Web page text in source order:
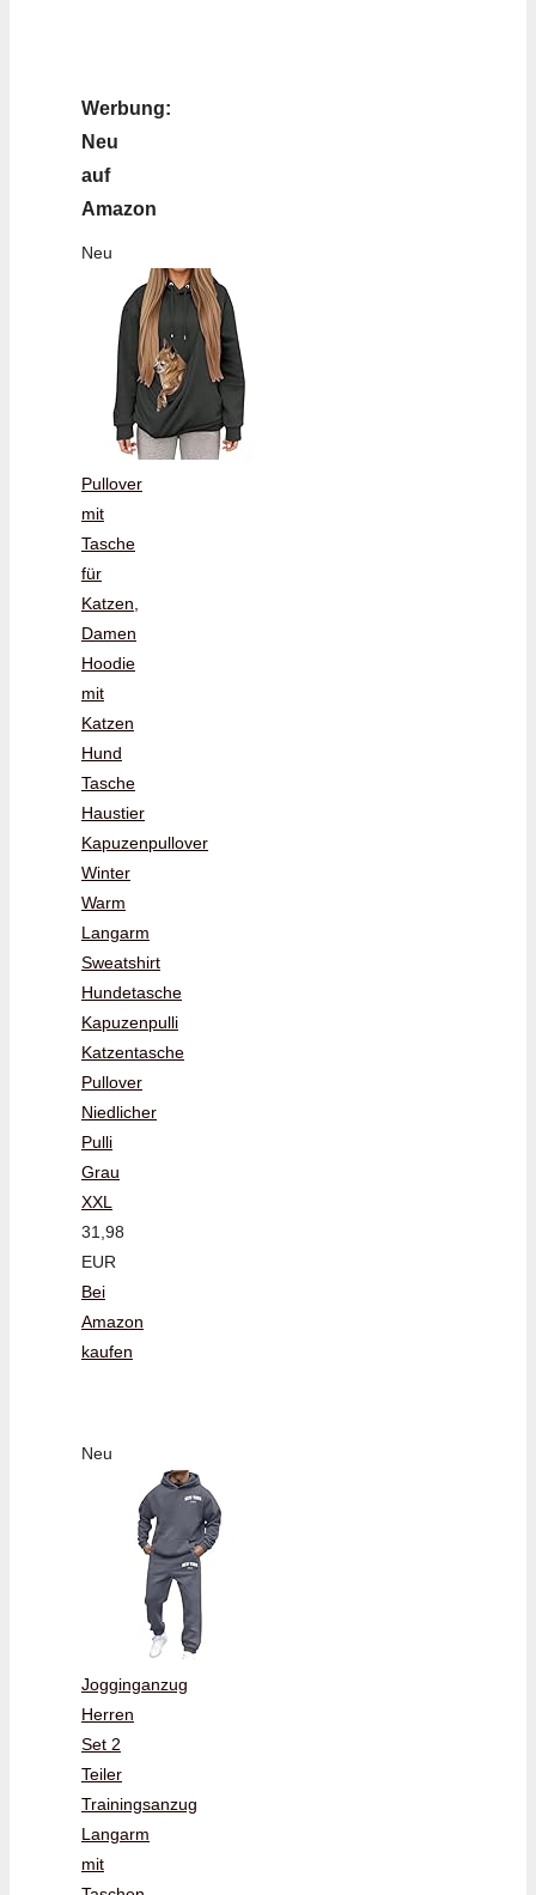
Werbung:
Neu
auf
Amazon
Neu
Pullover
mit
Tasche
für
Katzen,
Damen
Hoodie
mit
Katzen
Hund
Tasche
Haustier
Kapuzenpullover
Winter
Warm
Langarm
Sweatshirt
Hundetasche
Kapuzenpulli
Katzentasche
Pullover
Niedlicher
Pulli
Grau
XXL
31,98
EUR
Bei
Amazon
kaufen
Neu
Jogginganzug
Herren
Set 2
Teiler
Trainingsanzug
Langarm
mit